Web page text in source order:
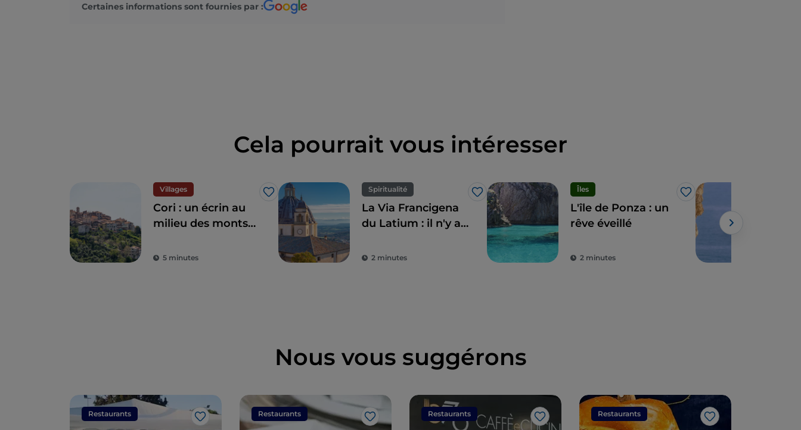
Certaines informations sont fournies par :
Cela pourrait vous intéresser
Villages
J’aime
Cori : un écrin au
milieu des monts
5 minutes
Spiritualité
J’aime
La Via Francigena
du Latium : il n'y a
2 minutes
Îles
J’aime
L'île de Ponza : un
rêve éveillé
2 minutes
Nous vous suggérons
Restaurants
J’aime
Restaurants
J’aime
Restaurants
J’aime
Restaurants
J’aime